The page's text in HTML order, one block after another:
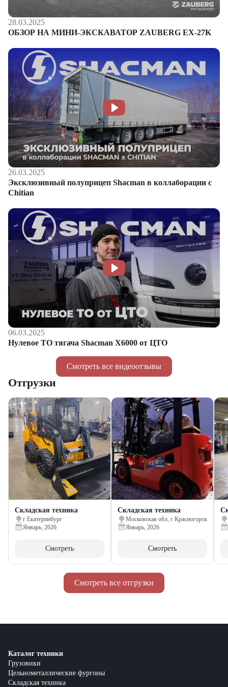
Смотреть все видеоотзывы
28.03.2025
ОБЗОР НА МИНИ-ЭКСКАВАТОР ZAUBERG EX-27K
26.03.2025
Эксклюзивный полуприцеп Shacman в коллаборации с
Chitian
06.03.2025
Нулевое ТО тягача Shacman Х6000 от ЦТО
Смотреть все отгрузки
Отгрузки
Складская техника
г Екатеринбург
Январь, 2026
Смотреть
Складская техника
Московская обл, г Красногорск
Январь, 2026
Смотреть
Каталог техники
Грузовики
Цельнометаллические фургоны
Складская техника